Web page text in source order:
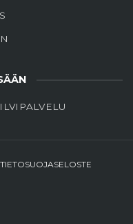
TIETOSUOJASELOSTE